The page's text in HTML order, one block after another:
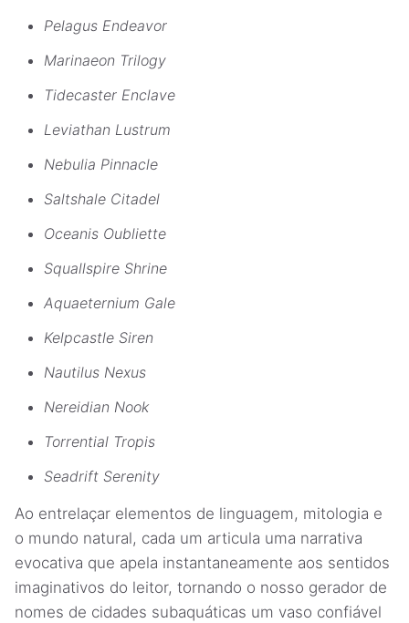
Pelagus Endeavor
Marinaeon Trilogy
Tidecaster Enclave
Leviathan Lustrum
Nebulia Pinnacle
Saltshale Citadel
Oceanis Oubliette
Squallspire Shrine
Aquaeternium Gale
Kelpcastle Siren
Nautilus Nexus
Nereidian Nook
Torrential Tropis
Seadrift Serenity
Ao entrelaçar elementos de linguagem, mitologia e
o mundo natural, cada um articula uma narrativa
evocativa que apela instantaneamente aos sentidos
imaginativos do leitor, tornando o nosso gerador de
nomes de cidades subaquáticas um vaso confiável